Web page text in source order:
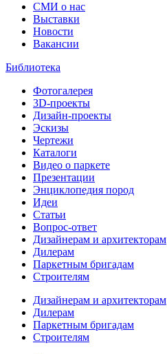
СМИ о нас
Выставки
Новости
Вакансии
Библиотека
Фотогалерея
3D-проекты
Дизайн-проекты
Эскизы
Чертежи
Каталоги
Видео о паркете
Презентации
Энциклопедия пород
Идеи
Статьи
Вопрос-ответ
Дизайнерам и архитекторам
Дилерам
Паркетным бригадам
Строителям
Дизайнерам и архитекторам
Дилерам
Паркетным бригадам
Строителям